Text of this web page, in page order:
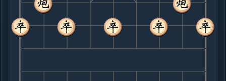
.....卒１进１
6. 炮八平七
红+6
炮八进四
.....马３进２
红+8
7. 车九进一
红+4
8. 兵九进一
红+11